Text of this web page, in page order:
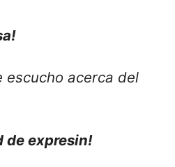
escucho acerca del
de expresin!